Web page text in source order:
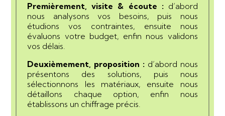
Premièrement, visite & écoute :d’abord
nous analysons vos besoins, puis nous
étudions vos contraintes, ensuite nous
évaluons votre budget, enfin nous validons
vos délais.
Deuxièmement, proposition : d’abord nous
présentons des solutions, puis nous
sélectionnons les matériaux, ensuite nous
détaillons chaque option, enfin nous
établissons un chiffrage précis.